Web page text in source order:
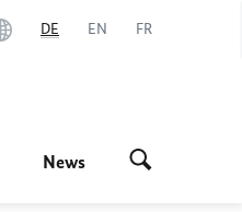
DE EN FR
News